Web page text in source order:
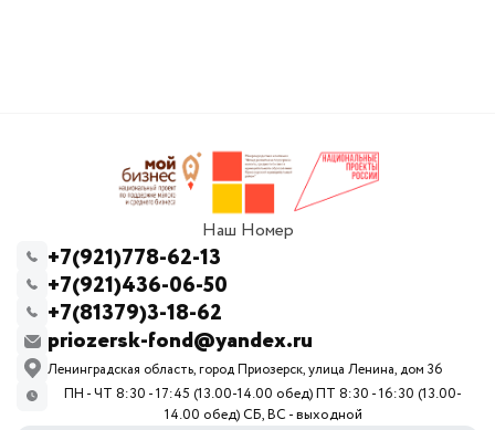
Наш Номер
+7(921)778-62-13
+7(921)436-06-50
+7(81379)3-18-62
priozersk-fond@yandex.ru
Ленинградская область, город Приозерск, улица Ленина, дом 36
ПН - ЧТ 8:30 - 17:45 (13.00-14.00 обед) ПТ 8:30 - 16:30 (13.00-
14.00 обед) СБ, ВС - выходной